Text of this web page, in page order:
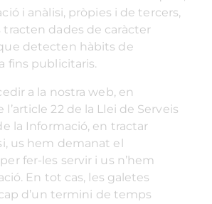
i anàlisi, pròpies i de tercers,
tracten dades de caràcter
detecten hàbits de
fins publicitaris.
a la nostra web, en
22 de la Llei de Serveis
la Informació, en tractar
us hem demanat el
fer-les servir i us n’hem
En tot cas, les galetes
cap d’un termini de temps